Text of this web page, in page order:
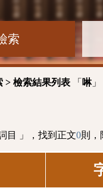
索
> 檢索結果列表 「 啉 」
目 」，找到正文0則，